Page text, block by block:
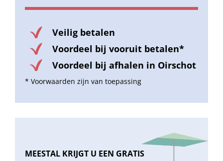
Veilig betalen
Voordeel bij vooruit betalen*
Voordeel bij afhalen in Oirschot
* Voorwaarden zijn van toepassing
MEESTAL KRIJGT U EEN GRATIS